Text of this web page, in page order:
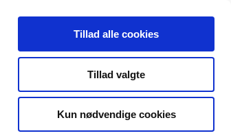
Tillad alle cookies
Tillad valgte
Kun nødvendige cookies
Særlige
produktområder